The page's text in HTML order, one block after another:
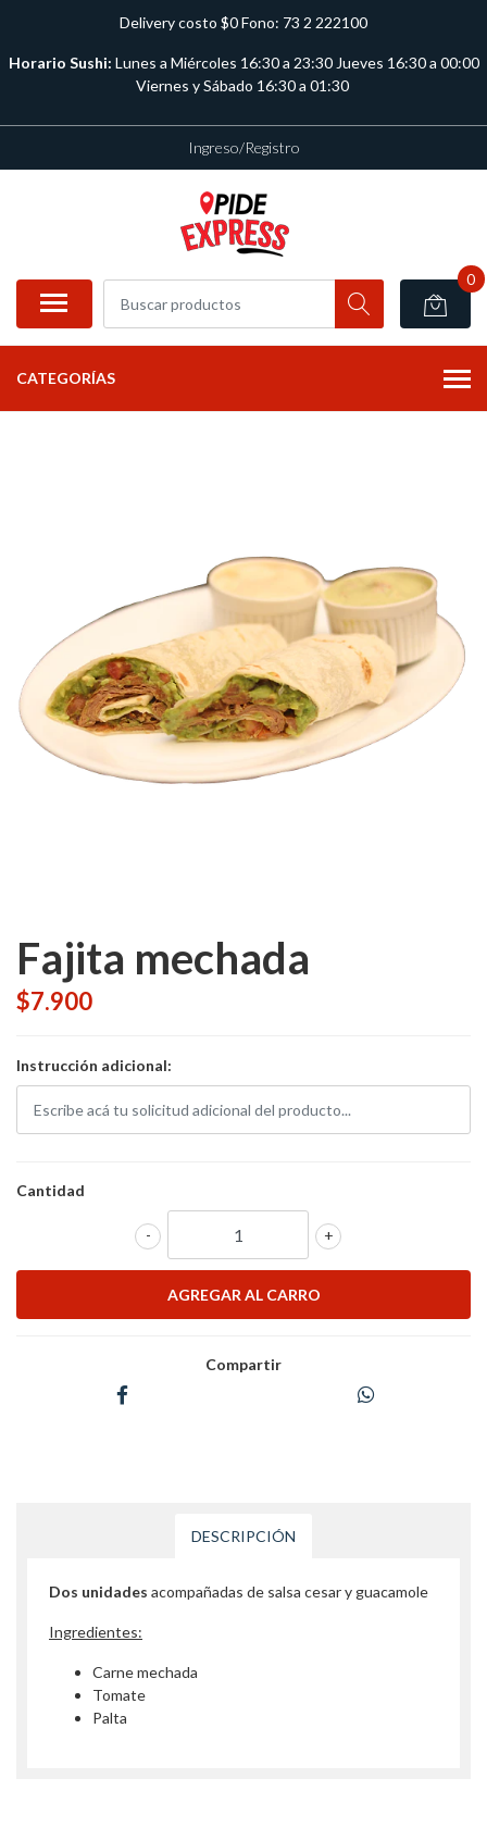
Delivery costo $0 Fono: 73 2 222100
Horario Sushi: Lunes a Miércoles 16:30 a 23:30 Jueves 16:30 a 00:00
Viernes y Sábado 16:30 a 01:30
Ingreso/Registro
0
CATEGORÍAS
Fajita mechada
$7.900
Instrucción adicional:
Cantidad
+
-
Compartir
DESCRIPCIÓN
Dos unidades acompañadas de salsa cesar y guacamole
Ingredientes:
Carne mechada
Tomate
Palta